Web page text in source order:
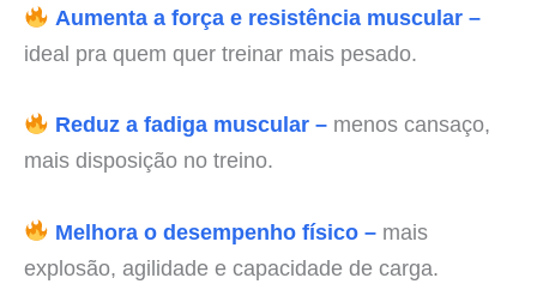
Aumenta a força e resistência muscular –
ideal pra quem quer treinar mais pesado.
Reduz a fadiga muscular –menos cansaço,
mais disposição no treino.
Melhora o desempenho físico –mais
explosão, agilidade e capacidade de carga.